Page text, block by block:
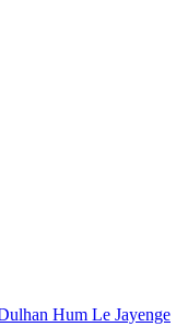
Hum Le Jayenge